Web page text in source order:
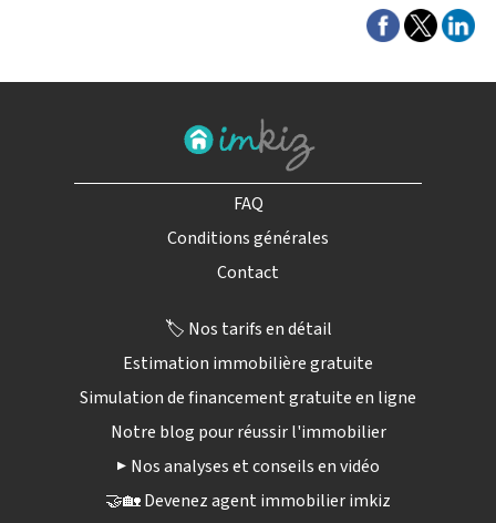
FAQ
Conditions générales
Contact
🏷️ Nos tarifs en détail
Estimation immobilière gratuite
Simulation de financement gratuite en ligne
Notre blog pour réussir l'immobilier
▶️ Nos analyses et conseils en vidéo
🤝🏡 Devenez agent immobilier imkiz